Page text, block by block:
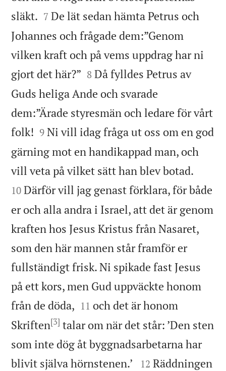
släkt. 

7 De lät sedan hämta Petrus och
Johannes och frågade dem:”Genom
vilken kraft och på vems uppdrag har ni
gjort det här?” 

8 Då fylldes Petrus av
Guds heliga Ande och svarade
dem:”Ärade styresmän och ledare för vårt
folk! 

9 Ni vill idag fråga ut oss om en god
gärning mot en handikappad man, och
vill veta på vilket sätt han blev botad.
10 Därför vill jag genast förklara, för både
er och alla andra i Israel, att det är genom
kraften hos Jesus Kristus från Nasaret,
som den här mannen står framför er
fullständigt frisk. Ni spikade fast Jesus
på ett kors, men Gud uppväckte honom
från de döda, 

11 och det är honom
Skriften[3] talar om när det står: ’Den sten
som inte dög åt byggnadsarbetarna har
blivit själva hörnstenen.’ 

12 Räddningen